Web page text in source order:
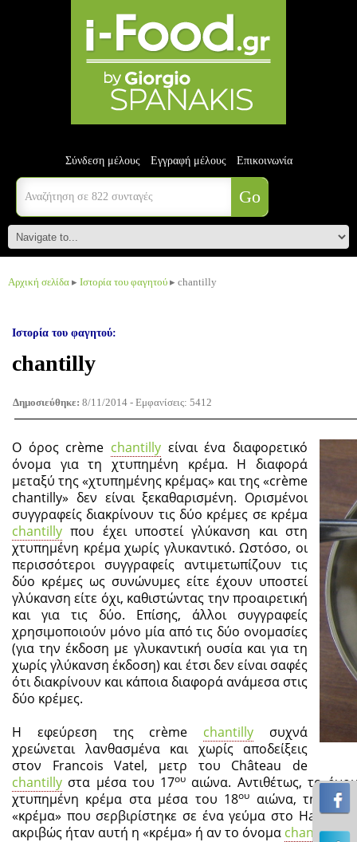
Σύνδεση μέλους Εγγραφή μέλους Επικοινωνία
Αρχική σελίδα ▸ Ιστορία του φαγητού ▸ chantilly
Ιστορία του φαγητού:
chantilly
Δημοσιεύθηκε: 8/11/2014 - Εμφανίσεις: 5412
Ο όρος crème chantilly είναι ένα διαφορετικό
όνομα για τη χτυπημένη κρέμα. Η διαφορά
μεταξύ της «χτυπημένης κρέμας» και της «crème
chantilly» δεν είναι ξεκαθαρισμένη. Ορισμένοι
συγγραφείς διακρίνουν τις δύο κρέμες σε κρέμα
chantilly που έχει υποστεί γλύκανση και στη
χτυπημένη κρέμα χωρίς γλυκαντικό. Ωστόσο, οι
περισσότεροι συγγραφείς αντιμετωπίζουν τις
δύο κρέμες ως συνώνυμες είτε έχουν υποστεί
γλύκανση είτε όχι, καθιστώντας την προαιρετική
και για τις δύο. Επίσης, άλλοι συγγραφείς
χρησιμοποιούν μόνο μία από τις δύο ονομασίες
(για την έκδοση με γλυκαντική ουσία και για τη
χωρίς γλύκανση έκδοση) και έτσι δεν είναι σαφές
ότι διακρίνουν και κάποια διαφορά ανάμεσα στις
δύο κρέμες.
Η εφεύρεση της crème chantilly συχνά
χρεώνεται λανθασμένα και χωρίς αποδείξεις
στον Francois Vatel, μετρ του Château de
chantilly στα μέσα του 17ου αιώνα. Αντιθέτως, το
χτυπημένη κρέμα στα μέσα του 18ου
αιώνα, την
«κρέμα» που σερβιρίστηκε σε ένα γεύμα στο
ακριβώς ήταν αυτή η «κρέμα» ή αν το όνομα chantilly